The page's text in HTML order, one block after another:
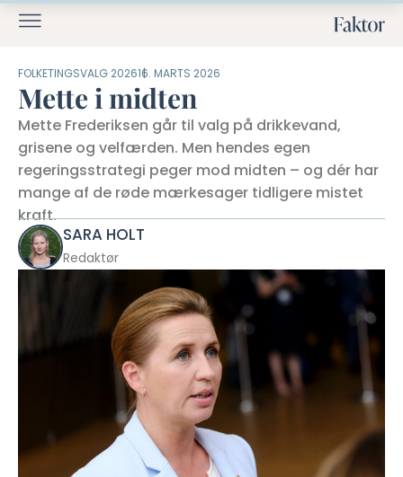
FOLKETINGSVALG 202616. MARTS 2026
Mette i midten
Mette Frederiksen går til valg på drikkevand,
grisene og velfærden. Men hendes egen
regeringsstrategi peger mod midten – og dér har
mange af de røde mærkesager tidligere mistet
kraft.
SARA HOLT
Redaktør